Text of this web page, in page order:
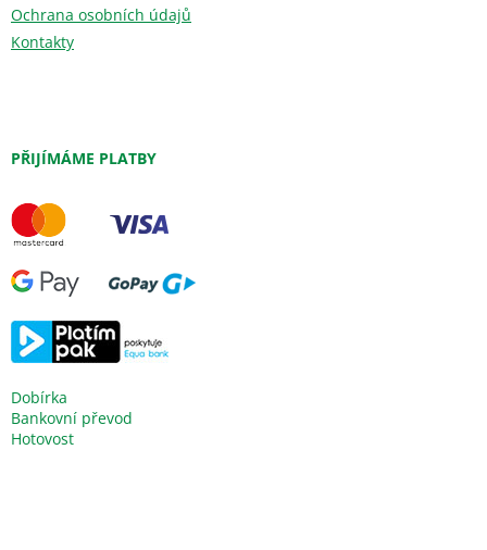
Ochrana osobních údajů
Kontakty
PŘIJÍMÁME PLATBY
Dobírka
Bankovní převod
Hotovost